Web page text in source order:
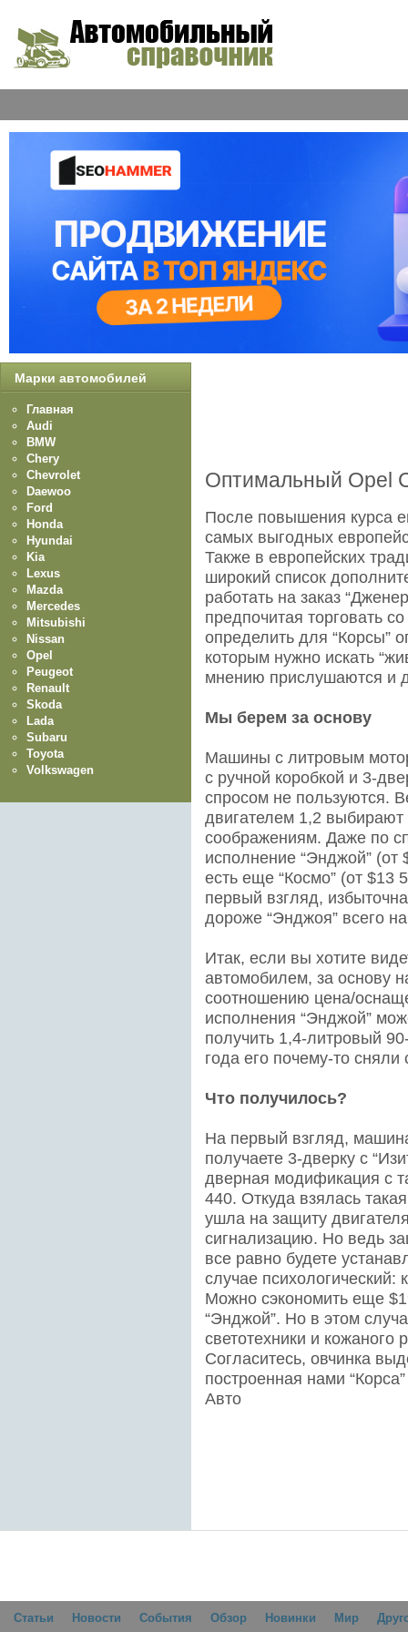
Оптимальный Opel
После повышения курса
самых выгодных
Также в европейских
широкий список
работать на заказ
предпочитая торговать
определить для “Корсы”
которым нужно искать
мнению прислушаются и
Мы берем за основу
Машины с литровым
с ручной коробкой и 3-
спросом не пользуются.
двигателем 1,2
соображениям. Даже по
исполнение “Энджой” (от
есть еще “Космо” (от $13
первый взгляд,
дороже “Энджоя” всего
Итак, если вы хотите
автомобилем, за основу
соотношению цена/
исполнения “Энджой”
получить 1,4-литровый
года его почему-то сняли
Что получилось?
На первый взгляд,
получаете 3-дверку с
дверная модификация с
440. Откуда взялась
ушла на защиту
сигнализацию. Но ведь
все равно будете
случае психологический:
Можно сэкономить еще
“Энджой”. Но в этом
светотехники и кожаного
Согласитесь, овчинка
построенная нами
Авто
Марки автомобилей
Главная
Audi
BMW
Chery
Chevrolet
Daewoo
Ford
Honda
Hyundai
Kia
Lexus
Mazda
Mercedes
Mitsubishi
Nissan
Opel
Peugeot
Renault
Skoda
Lada
Subaru
Toyota
Volkswagen
Статьи Новости События Обзор Новинки Мир